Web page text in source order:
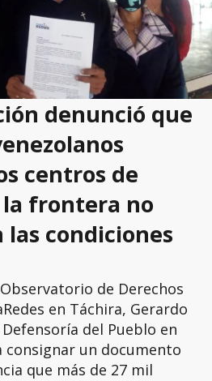
denunció que
centros de
frontera no
condiciones
de Derechos
en Táchira, Gerardo
del Pueblo en
consignar un documento
que más de 27 mil